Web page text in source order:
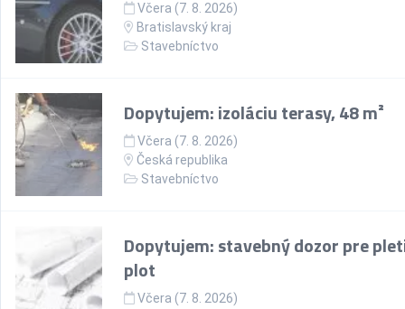
Včera (7. 8. 2026)
Bratislavský kraj
Stavebníctvo
Dopytujem: izoláciu terasy, 48 m²
Včera (7. 8. 2026)
Česká republika
Stavebníctvo
Dopytujem: stavebný dozor pre
plot
Včera (7. 8. 2026)